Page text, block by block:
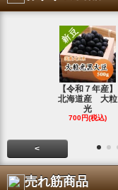
【令和７年産】
北海道産 大粒
光
700円(税込)
<
売れ筋商品